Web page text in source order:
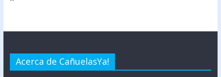
Acerca de CañuelasYa!